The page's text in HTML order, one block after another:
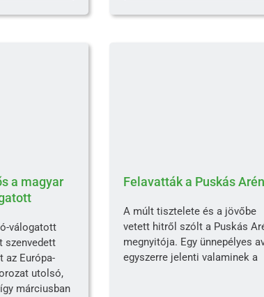
a magyar
válogatott
szenvedett
az Európa-
utolsó,
márciusban
Felavatták a Puskás
A múlt tisztelete és a jövőbe
vetett hitről szólt a Puskás
megnyitója. Egy ünnepélyes
egyszerre jelenti valaminek a